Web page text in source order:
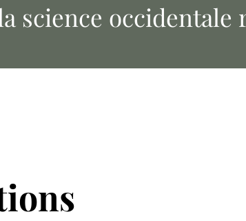
science